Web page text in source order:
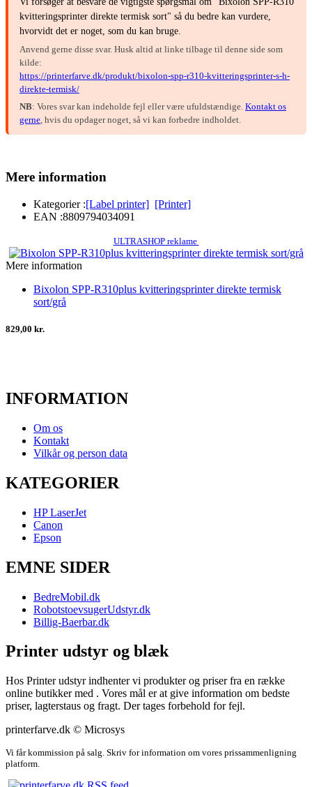
kvitteringsprinter direkte termisk sort" så du bedre kan vurdere,
hvorvidt det er noget, som du kan bruge.
Anvend gerne disse svar. Husk altid at linke tilbage til denne side som
kilde:
https://printerfarve.dk/produkt/bixolon-spp-r310-kvitteringsprinter-s-h-
direkte-termisk/
NB: Vores svar kan indeholde fejl eller være ufuldstændige. Kontakt os
gerne, hvis du opdager noget, så vi kan forbedre indholdet.
Mere information
Kategorier :[Label printer] [Printer]
EAN :8809794034091
ULTRASHOP reklame
Mere information
Bixolon SPP-R310plus kvitteringsprinter direkte termisk
sort/grå
829,00 kr.
INFORMATION
Om os
Kontakt
Vilkår og person data
KATEGORIER
HP LaserJet
Canon
Epson
EMNE SIDER
BedreMobil.dk
RobotstoevsugerUdstyr.dk
Billig-Baerbar.dk
Printer udstyr og blæk
Hos Printer udstyr indhenter vi produkter og priser fra en række
online butikker med . Vores mål er at give information om bedste
priser, lagterstaus og fragt. Der tages forbehold for fejl.
printerfarve.dk © Microsys
Vi får kommission på salg. Skriv for information om vores prissammenligning
platform.